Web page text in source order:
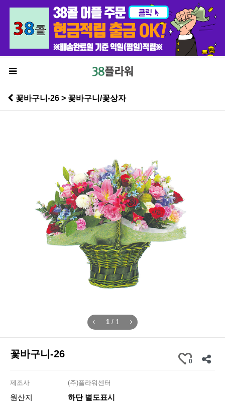
꽃바구니-26 > 꽃바구니/꽃상자
1 / 1
꽃바구니-26
0
제조사 (주)플라워센터
원산지 하단 별도표시